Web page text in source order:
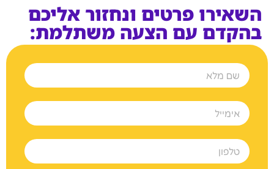
השאירו פרטים ונחזור אליכם
בהקדם עם הצעה משתלמת: